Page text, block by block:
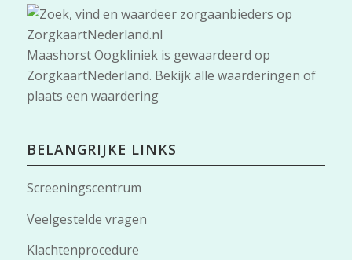
Maashorst Oogkliniekis gewaardeerd op
ZorgkaartNederland. Bekijk alle waarderingen of
plaats een waardering
BELANGRIJKE LINKS
Screeningscentrum
Veelgestelde vragen
Klachtenprocedure